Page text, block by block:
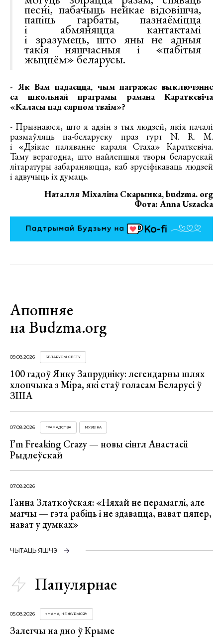
песні, пабачыць нейкае відовішча,
папіць гарбаты, пазнаёміцца
і абмяняцца кантактамі
і зразумець, што яны не адныя
такія няшчасныя і «пабітыя
жыццём» беларусы.
- Як Вам падаецца, чым пагражае выключэнне
са школьнай праграмы рамана Караткевіча
«Каласы пад сярпом тваім»?
- Прызнаюся, што я адзін з тых людзей, якія пачалі
размаўляць па-беларуску праз гурт N. R. M.
і «Дзікае паляванне караля Стаха» Караткевіча.
Таму верагодна, што найлепшыя творы беларускай
літаратуры забараняюцца, каб зрусіфікаваць людзей
і адвучыць іх думаць.
Наталля Міхаліна Скарынка, budzma. org
Фота: Anna Uszacka
Апошняе
на Budzma.org
09.08.2026 БЕЛАРУСЫ СВЕТУ
100 гадоў Янку Запрудніку: легендарны шлях
хлопчыка з Міра, які стаў голасам Беларусі ў
ЗША
07.08.2026 ГРАМАДСТВА МУЗЫКА
I’m Freaking Crazy — новы сінгл Анастасіі
Рыдлеўскай
07.08.2026
Ганна Златкоўская: «Няхай не перамаглі, але
магчы — гэта рабіць і не здавацца, нават цяпер,
нават у думках»
ЧЫТАЦЬ ЯШЧЭ
Папулярнае
05.08.2026 «МАМА, НЕ ЖУРЫСЯ!»
Залегчы на дно ў Крыме